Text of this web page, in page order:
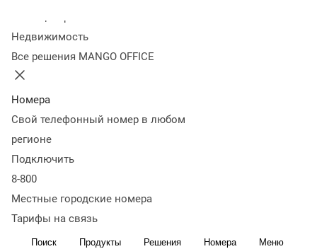
Недвижимость
Все решения MANGO OFFICE
Номера
Свой телефонный номер в любом
регионе
Подключить
8-800
Местные городские номера
Тарифы на связь
Поиск Продукты Решения Номера Меню
Статьи, обзоры, ТОПы, идеи и советы для развития
бизнеса. Энциклопедия маркетолога, Google Adwords
(ADS) - актуальная, живая и понятная информация
доступным языком.
CRM маркетинг
Аналитика
Веб-аналитика
Веб-разработка
Контекстная реклама
Яндекс Директ
Контент-маркетинг